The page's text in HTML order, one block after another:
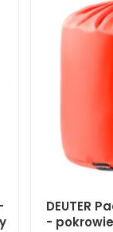
DEUTER
-